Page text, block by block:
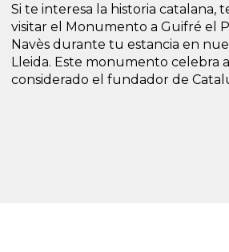
Si te interesa la historia catalana,
visitar el Monumento a Guifré el
Navès durante tu estancia en
Lleida. Este monumento celebra
considerado el fundador de